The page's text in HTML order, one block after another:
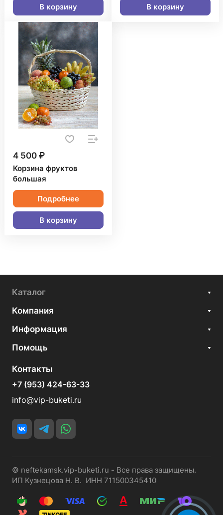
В корзину В корзину
4 500 ₽
Корзина фруктов
большая
Подробнее
В корзину
Каталог
Компания
Информация
Помощь
Контакты
+7 (953) 424-63-33
info@vip-buketi.ru
© neftekamsk.vip-buketi.ru - Все права защищены.
ИП Кузнецова Н. В. ИНН 711500345410